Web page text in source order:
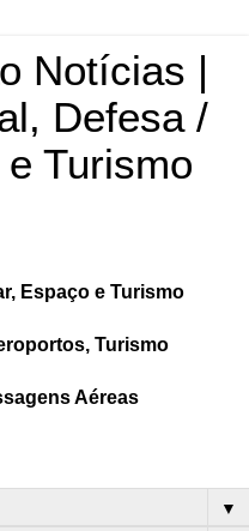
Notícias |
Defesa /
Turismo
Espaço e Turismo
Turismo
Aéreas
▼